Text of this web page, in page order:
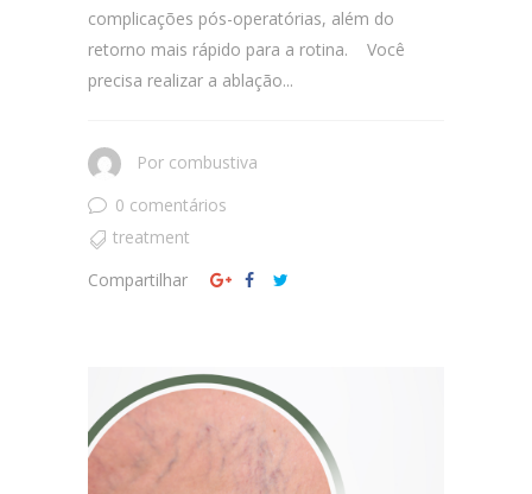
complicações pós-operatórias, além do
retorno mais rápido para a rotina. Você
precisa realizar a ablação...
Por combustiva
0 comentários
treatment
Compartilhar